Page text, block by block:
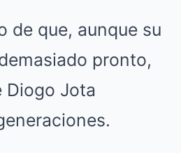
de que, aunque su
pronto,
Diogo Jota